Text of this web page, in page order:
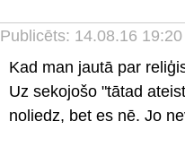
Publicēts: 14.08.16 19:20
Kad man jautā par
Uz sekojošo "tātad
noliedz, bet es nē. Jo